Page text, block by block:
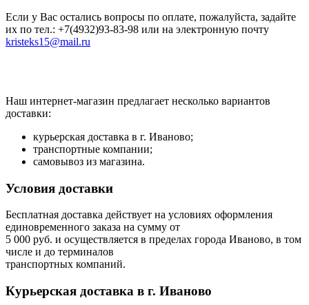
Если у Вас остались вопросы по оплате, пожалуйста, задайте
их по тел.: +7(4932)93-83-98 или на электронную почту
kristeks15@mail.ru
Наш интернет-магазин предлагает несколько вариантов
доставки:
курьерская доставка в г. Иваново;
транспортные компании;
самовывоз из магазина.
Условия доставки
Бесплатная доставка действует на условиях оформления
единовременного заказа на сумму от
5 000 руб. и осуществляется в пределах города Иваново, в том
числе и до терминалов
транспортных компаний.
Курьерская доставка в г. Иваново